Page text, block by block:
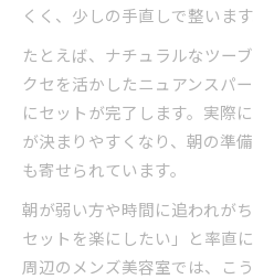
くく、少しの手直しで整います
たとえば、ナチュラルなツー
クセを活かしたニュアンスパ
にセットが完了します。実際
が決まりやすくなり、朝の準
も寄せられています。
朝が弱い方や時間に追われが
セットを楽にしたい」と率直
周辺のメンズ美容室では、こ